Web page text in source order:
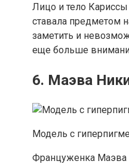
Лицо и тело
ставала предметом
заметить и
еще больше
6. Маэва
Модель с
Француженка Маэва